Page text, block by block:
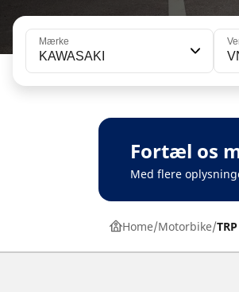
Mærke
KAWASAKI
Fortæl os
Med flere
Home Motorbike TRP